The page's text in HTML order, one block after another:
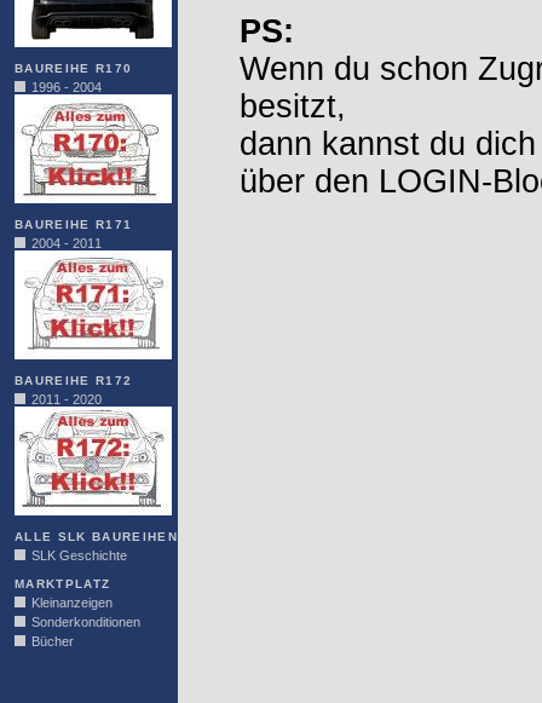
BAUREIHE R170
1996 - 2004
BAUREIHE R171
2004 - 2011
BAUREIHE R172
2011 - 2020
ALLE SLK BAUREIHEN
SLK Geschichte
MARKTPLATZ
Kleinanzeigen
Sonderkonditionen
Bücher
PS:
Wenn du schon
besitzt,
dann kannst du
über den LOGIN-